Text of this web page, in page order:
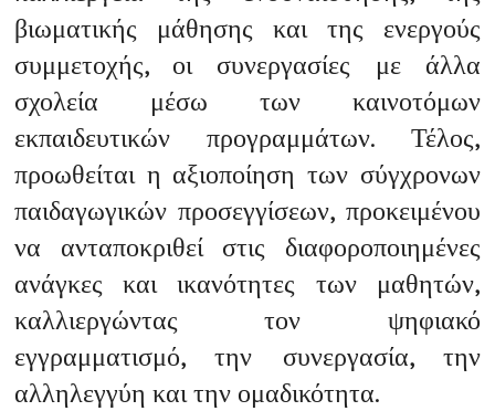
βιωματικής μάθησης και της ενεργούς
συμμετοχής, οι συνεργασίες με άλλα
σχολεία μέσω των καινοτόμων
εκπαιδευτικών προγραμμάτων. Τέλος,
προωθείται η αξιοποίηση των σύγχρονων
παιδαγωγικών προσεγγίσεων, προκειμένου
να ανταποκριθεί στις διαφοροποιημένες
ανάγκες και ικανότητες των μαθητών,
καλλιεργώντας τον ψηφιακό
εγγραμματισμό, την συνεργασία, την
αλληλεγγύη και την ομαδικότητα.